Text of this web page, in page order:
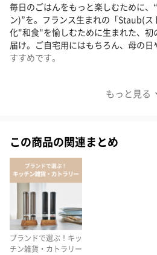
もっと見る
毎日のごはんをもっと楽しむために
ン)”を。フランス生まれの「Staub(
化"和食"を愉しむために生まれた、
届け。ご自宅用にはもちろん、母の
すすめです。
毎日のごはんをもっと楽しむため
毎日のごはんをもっと楽しむために、
ン)”を。
フランス生まれの「Staub(ストウブ)
食"を愉しむために生まれた、初の
す。
この商品の関連まとめ
ブランドで選ぶ！キッ
チン雑貨・カトラリー